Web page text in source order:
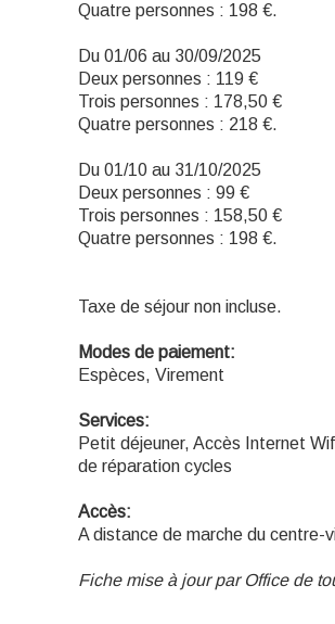
Quatre personnes : 198 €.
Du 01/06 au 30/09/2025
Deux personnes : 119 €
Trois personnes : 178,50 €
Quatre personnes : 218 €.
Du 01/10 au 31/10/2025
Deux personnes : 99 €
Trois personnes : 158,50 €
Quatre personnes : 198 €.
Taxe de séjour non incluse.
Modes de paiement:
Espèces, Virement
Services:
Petit déjeuner, Accès Internet
de réparation cycles
Accès:
A distance de marche du centre-
Fiche mise à jour par Office de